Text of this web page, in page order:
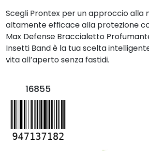
Scegli Prontex per un approccio alla
altamente efficace alla protezione
Max Defense Braccialetto
Insetti Band è la tua scelta
vita all’aperto senza fastidi.
16855
947137182